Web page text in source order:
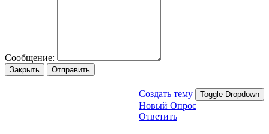
Сообщение:
Закрыть Отправить
Создать тему Toggle Dropdown
Новый Опрос
Ответить